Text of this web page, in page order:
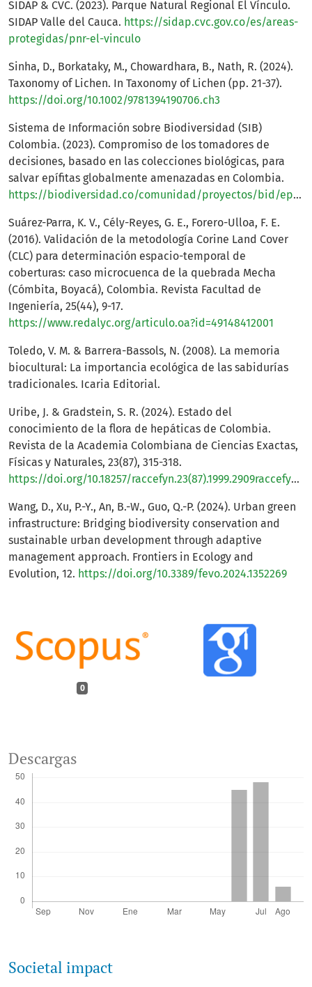
0
Descargas
Societal impact
SIDAP & CVC. (2023). Parque Natural Regional El Vínculo.
SIDAP Valle del Cauca. https://sidap.cvc.gov.co/es/areas-
protegidas/pnr-el-vinculo
Sinha, D., Borkataky, M., Chowardhara, B., Nath, R. (2024).
Taxonomy of Lichen. In Taxonomy of Lichen (pp. 21-37).
https://doi.org/10.1002/9781394190706.ch3
Sistema de Información sobre Biodiversidad (SIB)
Colombia. (2023). Compromiso de los tomadores de
decisiones, basado en las colecciones biológicas, para
salvar epífitas globalmente amenazadas en Colombia.
https://biodiversidad.co/comunidad/proyectos/bid/epifitas/
Suárez-Parra, K. V., Cély-Reyes, G. E., Forero-Ulloa, F. E.
(2016). Validación de la metodología Corine Land Cover
(CLC) para determinación espacio-temporal de
coberturas: caso microcuenca de la quebrada Mecha
(Cómbita, Boyacá), Colombia. Revista Facultad de
Ingeniería, 25(44), 9-17.
https://www.redalyc.org/articulo.oa?id=49148412001
Toledo, V. M. & Barrera-Bassols, N. (2008). La memoria
biocultural: La importancia ecológica de las sabidurías
tradicionales. Icaria Editorial.
Uribe, J. & Gradstein, S. R. (2024). Estado del
conocimiento de la flora de hepáticas de Colombia.
Revista de la Academia Colombiana de Ciencias Exactas,
Físicas y Naturales, 23(87), 315-318.
https://doi.org/10.18257/raccefyn.23(87).1999.2909raccefyn.co
Wang, D., Xu, P.-Y., An, B.-W., Guo, Q.-P. (2024). Urban green
infrastructure: Bridging biodiversity conservation and
sustainable urban development through adaptive
management approach. Frontiers in Ecology and
Evolution, 12. https://doi.org/10.3389/fevo.2024.1352269